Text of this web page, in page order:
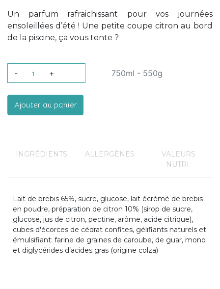
Un parfum rafraichissant pour vos journées
ensoleillées d’été ! Une petite coupe citron au bord
de la piscine, ça vous tente ?
- + 750ml - 550g
Ajouter au panier
INGRÉDIENTS ALLERGÈNES
VALEURS
NUTRI.
Lait de brebis 65%, sucre, glucose, lait écrémé de brebis
en poudre, préparation de citron 10% (sirop de sucre,
glucose, jus de citron, pectine, arôme, acide citrique),
cubes d'écorces de cédrat confites, gélifiants naturels et
émulsifiant: farine de graines de caroube, de guar, mono
et diglycérides d’acides gras (origine colza)